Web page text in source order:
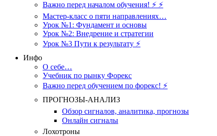
Важно перед началом обучения! ⚡ ⚡
Мастер-класс о пяти направлениях…
Урок №1: Фундамент и основы
Урок №2: Внедрение и стратегии
Урок №3 Пути к результату ⚡️
Инфо
О себе…
Учебник по рынку Форекс
Важно перед обучением по форекс! ⚡
ПРОГНОЗЫ-АНАЛИЗ
Обзор сигналов, аналитика, прогнозы
Онлайн сигналы
Лохотроны